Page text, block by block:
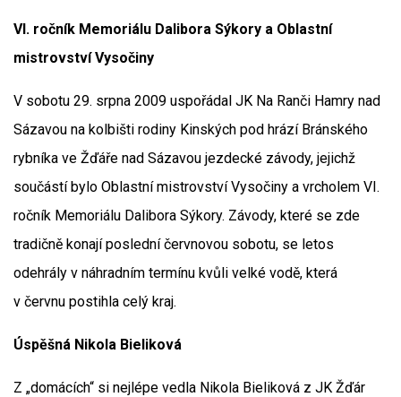
VI. ročník Memoriálu Dalibora Sýkory a Oblastní
mistrovství Vysočiny
V sobotu 29. srpna 2009 uspořádal JK Na Ranči Hamry nad
Sázavou na kolbišti rodiny Kinských pod hrází Bránského
rybníka ve Žďáře nad Sázavou jezdecké závody, jejichž
součástí bylo Oblastní mistrovství Vysočiny a vrcholem VI.
ročník Memoriálu Dalibora Sýkory. Závody, které se zde
tradičně konají poslední červnovou sobotu, se letos
odehrály v náhradním termínu kvůli velké vodě, která
v červnu postihla celý kraj.
Úspěšná Nikola Bieliková
Z „domácích“ si nejlépe vedla Nikola Bieliková z JK Žďár